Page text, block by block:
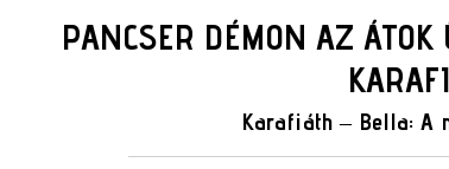
PANCSER DÉMON AZ
Karafiáth – Bella: A